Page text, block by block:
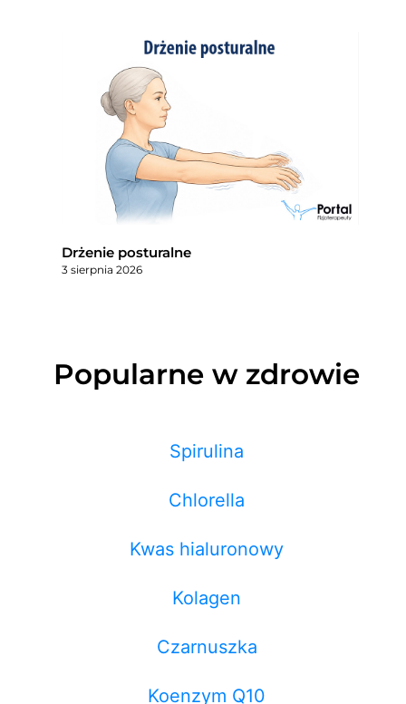
Drżenie posturalne
3 sierpnia 2026
Popularne w zdrowie
Spirulina
Chlorella
Kwas hialuronowy
Kolagen
Czarnuszka
Koenzym Q10